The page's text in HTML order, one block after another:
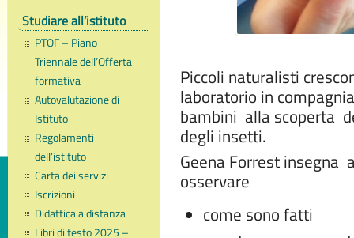
Studiare all’istituto
PTOF – Piano
Triennale dell’Offerta
formativa
Autovalutazione di
Istituto
Regolamenti
dell’istituto
Carta dei servizi
Iscrizioni
Didattica a distanza
Libri di testo 2025 –
Piccoli naturalisti
laboratorio in
bambini alla scoperta
degli insetti.
Geena Forrest insegna
osservare
come sono fatti